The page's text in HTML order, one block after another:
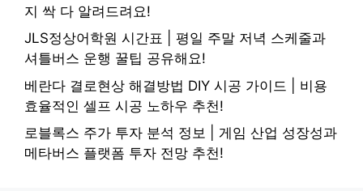
지 싹 다 알려드려요!
JLS정상어학원 시간표 | 평일 주말 저녁 스케줄과
셔틀버스 운행 꿀팁 공유해요!
베란다 결로현상 해결방법 DIY 시공 가이드 | 비용
효율적인 셀프 시공 노하우 추천!
로블록스 주가 투자 분석 정보 | 게임 산업 성장성과
메타버스 플랫폼 투자 전망 추천!